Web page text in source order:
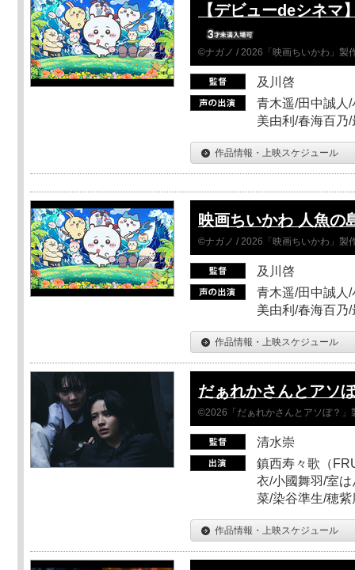
【デビューdeシネマ
©ナガノ / 2026「映画ちいかわ」製
及川啓
青木遥/田中誠人
美由利/春海百乃
作品情報・上映スケジュール
映画ちいかわ 人魚の
©ナガノ / 2026「映画ちいかわ」製
及川啓
青木遥/田中誠人
美由利/春海百乃
作品情報・上映スケジュール
だぁれかさんとアソ
©2026「だぁれかさんとアソぼ？」
清水崇
鎮西寿々歌（
衣/小國舞羽/室
菜/染谷準生/穂
作品情報・上映スケジュール